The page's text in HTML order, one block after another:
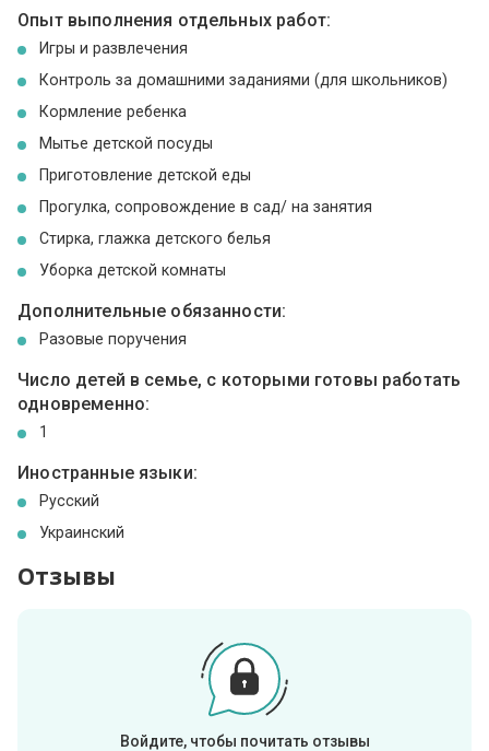
Опыт выполнения отдельных работ:
Игры и развлечения
Контроль за домашними заданиями (для школьников)
Кормление ребенка
Мытье детской посуды
Приготовление детской еды
Прогулка, сопровождение в сад/ на занятия
Стирка, глажка детского белья
Уборка детской комнаты
Дополнительные обязанности:
Разовые поручения
Число детей в семье, с которыми готовы работать
одновременно:
1
Иностранные языки:
Русский
Украинский
Отзывы
Войдите, чтобы почитать отзывы